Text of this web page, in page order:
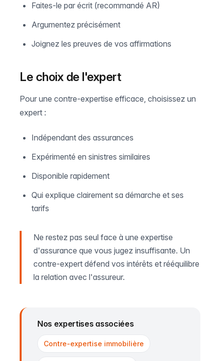
Faites-le par écrit (recommandé AR)
Argumentez précisément
Joignez les preuves de vos affirmations
Le choix de l'expert
Pour une contre-expertise efficace, choisissez un
expert :
Indépendant des assurances
Expérimenté en sinistres similaires
Disponible rapidement
Qui explique clairement sa démarche et ses
tarifs
Ne restez pas seul face à une expertise
d'assurance que vous jugez insuffisante. Un
contre-expert défend vos intérêts et rééquilibre
la relation avec l'assureur.
Nos expertises associées
Contre-expertise immobilière